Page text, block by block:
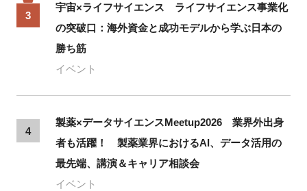
3
宇宙×ライフサイエンス ライフサイエンス事業化
の突破口：海外資金と成功モデルから学ぶ日本の
勝ち筋
イベント
4
製薬×データサイエンスMeetup2026 業界外出身
者も活躍！ 製薬業界におけるAI、データ活用の
最先端、講演＆キャリア相談会
イベント